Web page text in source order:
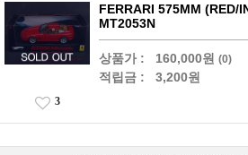
FERRARI 575MM (RED/
MT2053N
상품가 : 160,000원 (0)
적립금 : 3,200원
3